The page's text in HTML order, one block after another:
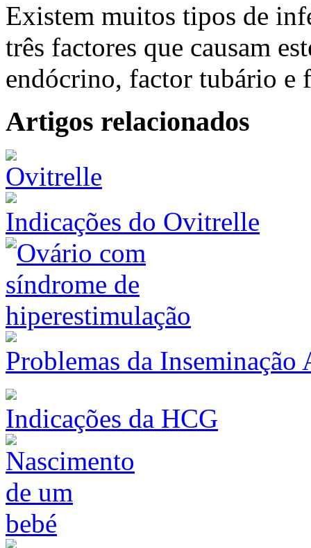
Existem muitos tipos de
três factores que causam
endócrino, factor tubário
Artigos relacionados
Indicações do Ovitrelle
Problemas da
Indicações da HCG